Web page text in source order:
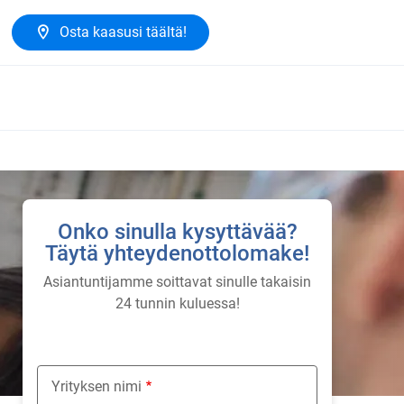
Osta kaasusi täältä!
Onko sinulla kysyttävää?
Täytä yhteydenottolomake!
Asiantuntijamme soittavat sinulle takaisin
24 tunnin kuluessa!
Yrityksen nimi